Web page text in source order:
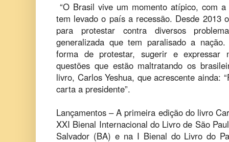
“O Brasil vive um momento atípico, com
tem levado o país a recessão. Desde 2013
para protestar contra diversos
generalizada que tem paralisado a
forma de protestar, sugerir e expressar
questões que estão maltratando os
livro, Carlos Yeshua, que acrescente ainda:
carta a presidente”.
Lançamentos – A primeira edição do livro
XXI Bienal Internacional do Livro de São
Salvador (BA) e na I Bienal do Livro do